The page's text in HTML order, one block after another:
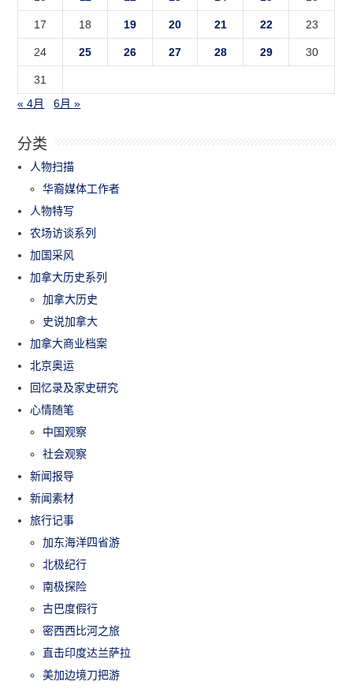
17 18 19 20 21 22 23
24 25 26 27 28 29 30
31
« 4月
6月 »
分类
人物扫描
华裔媒体工作者
人物特写
农场访谈系列
加国采风
加拿大历史系列
加拿大历史
史说加拿大
加拿大商业档案
北京奥运
回忆录及家史研究
心情随笔
中国观察
社会观察
新闻报导
新闻素材
旅行记事
加东海洋四省游
北极纪行
南极探险
古巴度假行
密西西比河之旅
直击印度达兰萨拉
美加边境刀把游